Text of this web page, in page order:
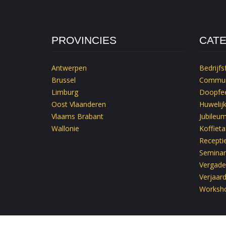
PROVINCIES
Antwerpen
Brussel
Limburg
Oost Vlaanderen
Vlaams Brabant
Wallonie
Huwelijk